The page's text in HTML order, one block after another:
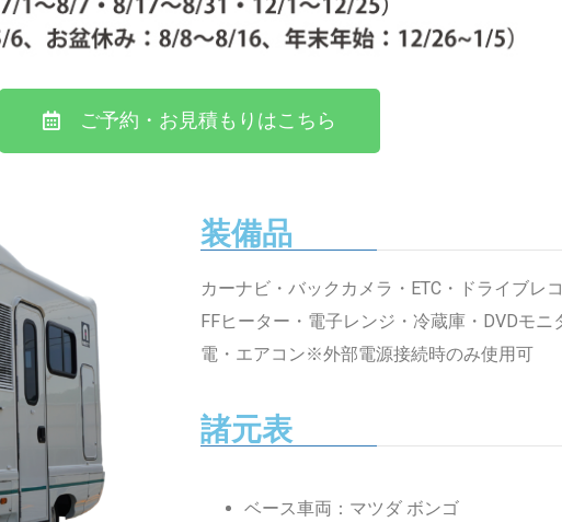
ご予約・お見積もりはこちら
装備品
カーナビ・バックカメラ・ETC・ドライブレ
FFヒーター・電子レンジ・冷蔵庫・DVDモ
電・エアコン※外部電源接続時のみ使用可
諸元表
ベース車両：マツダ ボンゴ